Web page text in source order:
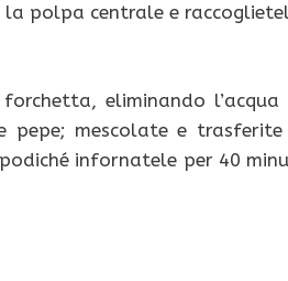
la polpa centrale e
eliminando l’acqua
mescolate e
infornatele per 40